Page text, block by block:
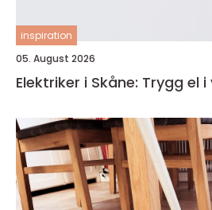
inspiration
05. August 2026
Elektriker i Skåne: Trygg el